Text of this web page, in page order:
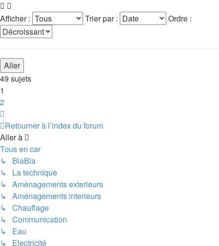
Afficher : Trier par : Ordre :
49 sujets
1
2
Retourner à l’index du forum
Aller à
Tous en car
↳ BlaBla
↳ La technique
↳ Aménagements exterieurs
↳ Aménagements interieurs
↳ Chauffage
↳ Communication
↳ Eau
↳ Electricité